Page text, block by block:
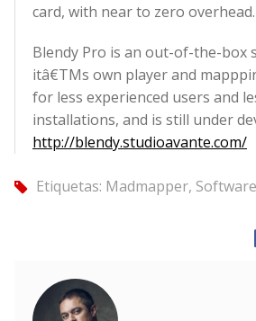
card, with near to zero overhead.
Blendy Pro is an out-of-the-box
itâ€TMs own player and
for less experienced users and
installations, and is still under
http://blendy.studioavante.com/
tag Etiquetas: Madmapper, Software